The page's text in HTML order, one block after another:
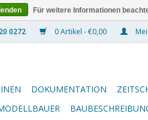
0 Artikel - €0,00
DOKUMENTATION
Für weitere Informationen